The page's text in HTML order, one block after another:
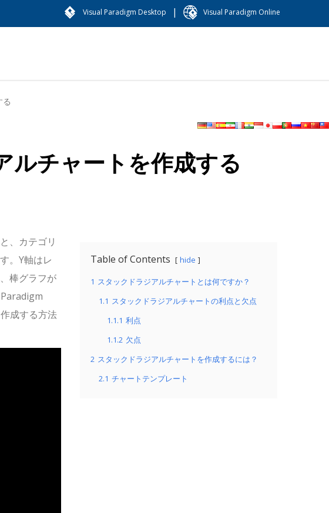
Visual Paradigm Desktop | Visual Paradigm Online
る
ルチャートを作成する
Table of Contents hide
1 スタックドラジアルチャートとは何ですか？
1.1 スタックドラジアルチャートの利点と欠点
1.1.1 利点
1.1.2 欠点
2 スタックドラジアルチャートを作成するには？
2.1 チャートテンプレート
、カテゴリ
。Y軸はレ
棒グラフが
成する方法